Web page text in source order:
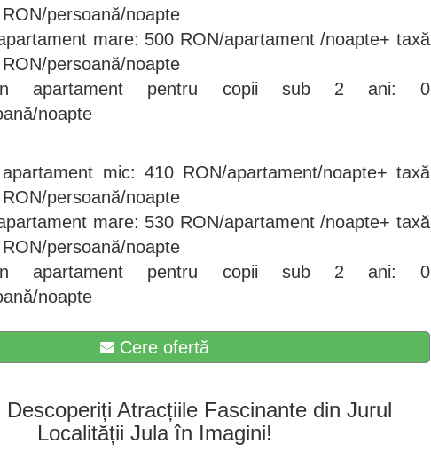
persoană/noapte
mare: 500 RON/apartament /noapte+ taxă
persoană/noapte
apartament pentru copii sub 2 ani: 0
noapte
mic: 410 RON/apartament/noapte+ taxă
persoană/noapte
mare: 530 RON/apartament /noapte+ taxă
persoană/noapte
apartament pentru copii sub 2 ani: 0
noapte
Cere ofertă
Descoperiți Atracțiile Fascinante din Jurul
Localității Jula în Imagini!